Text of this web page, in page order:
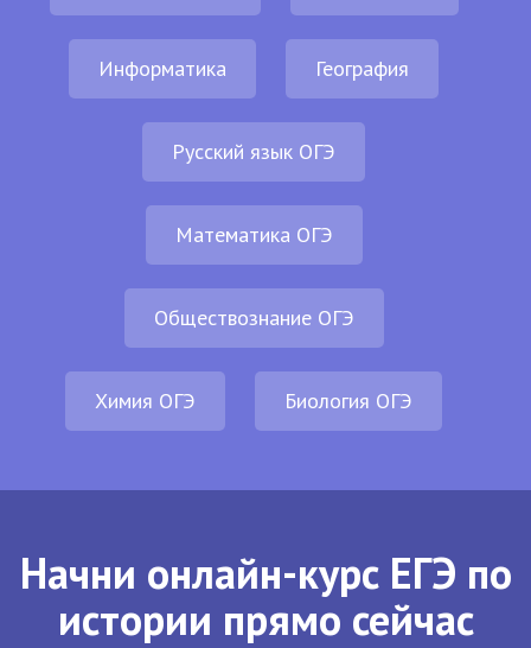
Информатика География
Русский язык ОГЭ
Математика ОГЭ
Обществознание ОГЭ
Химия ОГЭ Биология ОГЭ
Начни онлайн-курс ЕГЭ по
истории прямо сейчас